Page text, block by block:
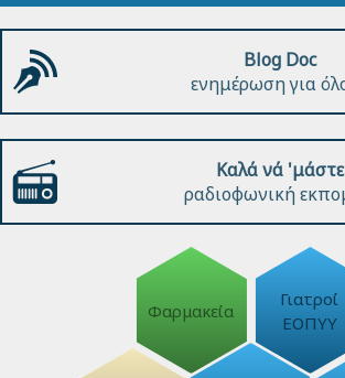
Blog Doc
ενημέρωση για
Καλά νά 'μάστε
ραδιοφωνική
Φαρμακεία
Γιατροί
ΕΟΠΥΥ